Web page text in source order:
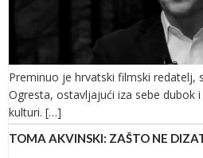
Preminuo je hrvatski filmski redatelj,
Ogresta, ostavljajući iza sebe dubok
kulturi. […]
TOMA AKVINSKI: ZAŠTO NE